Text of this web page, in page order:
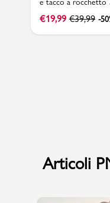
€19,99 €39,99 -
Articoli